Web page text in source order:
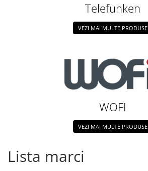
Telefunken
VEZI MAI MULTE PRODUSE
WOFI
VEZI MAI MULTE PRODUSE
Lista marci